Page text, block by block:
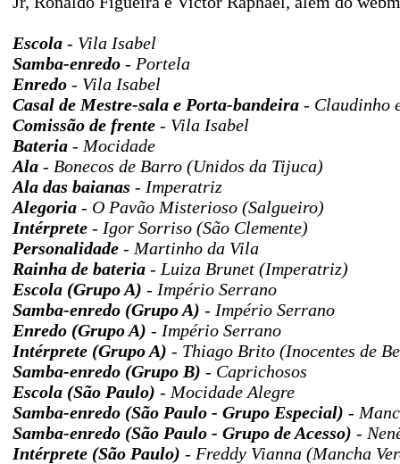
Escola - Vila Isabel
Samba-enredo - Portela
Enredo - Vila Isabel
Casal de Mestre-sala e Porta-bandeira - Claudinho
Comissão de frente - Vila Isabel
Bateria - Mocidade
Ala - Bonecos de Barro (Unidos da Tijuca)
Ala das baianas - Imperatriz
Alegoria - O Pavão Misterioso (Salgueiro)
Intérprete - Igor Sorriso (São Clemente)
Personalidade - Martinho da Vila
Rainha de bateria - Luiza Brunet (Imperatriz)
Escola (Grupo A) - Império Serrano
Samba-enredo (Grupo A) - Império Serrano
Enredo (Grupo A) - Império Serrano
Intérprete (Grupo A) - Thiago Brito (Inocentes de
Samba-enredo (Grupo B) - Caprichosos
Escola (São Paulo) - Mocidade Alegre
Samba-enredo (São Paulo - Grupo Especial) -
Samba-enredo (São Paulo - Grupo de Acesso) -
Intérprete (São Paulo) - Freddy Vianna (Mancha